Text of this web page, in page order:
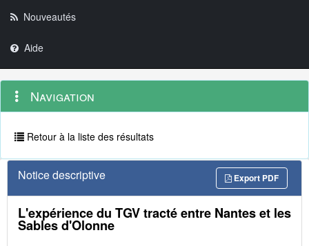
Nouveautés
Aide
Navigation
outils
Menu
contextuel
Navigation
Retour à la liste des résultats
Notice descriptive Export PDF
L'expérience du TGV tracté entre Nantes et les
Sables d'Olonne